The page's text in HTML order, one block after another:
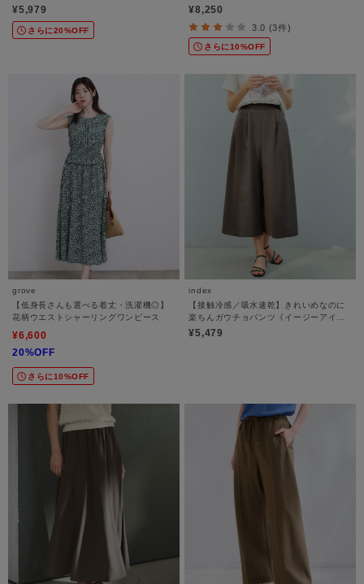
¥5,979
さらに20%OFF
¥8,250
3.0 (3件)
さらに10%OFF
grove
【低身長さんも選べる着丈・洗濯機◎】
花柄ウエストシャーリングワンピース
¥6,600
20%OFF
さらに10%OFF
index
【接触冷感／吸水速乾】きれいめなのに
楽ちんガウチョパンツ《イージーアイロ
ン／防シワ／洗濯機OK》
¥5,479